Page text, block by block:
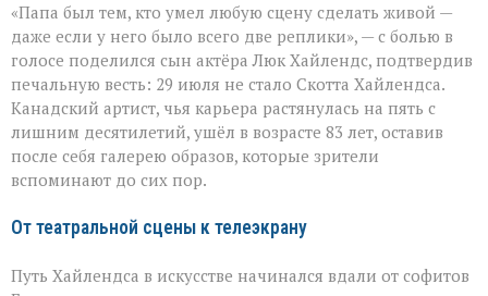
умел
делать
второстепенное
незабываемым»:
ушёл
Скотт
Хайлендс
«Папа был тем, кто умел любую сцену сделать живой —
даже если у него было всего две реплики», — с болью в
голосе поделился сын актёра Люк Хайлендс, подтвердив
печальную весть: 29 июля не стало Скотта Хайлендса.
Канадский артист, чья карьера растянулась на пять с
лишним десятилетий, ушёл в возрасте 83 лет, оставив
после себя галерею образов, которые зрители
вспоминают до сих пор.
От театральной сцены к телеэкрану
Путь Хайлендса в искусстве начинался вдали от софитов